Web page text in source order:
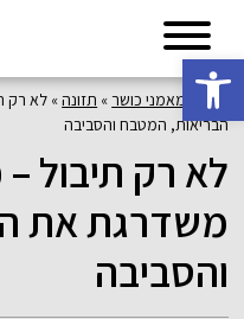
פתח סרגל נגישות
פורטל מאמני כושר » תזונה» לא רק
הבריאות, המטבח והסביבה
לא רק תיבול
משדרגת את
והסביבה